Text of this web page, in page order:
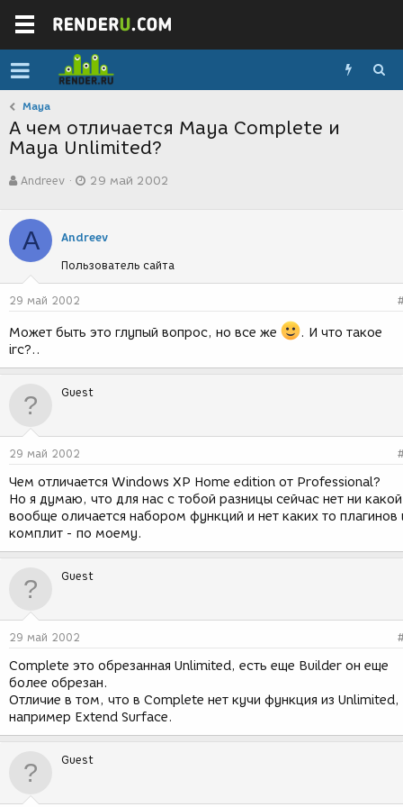
Maya
А чем отличается Maya Complete и
Maya Unlimited?
в
о
р
т
е
м
ы
Andreev
а
с
з
д
и
29 май 2002
A Andreev
Пользователь сайта
29 май 2002
Может быть это глупый вопрос, но все же
. И что такое
irc?..
Guest
29 май 2002
Чем отличается Windows XP Home edition от Professional?
Но я думаю, что для нас с тобой разницы сейчас нет ни
вообще оличается набором функций и нет каких то плагинов
комплит - по моему.
Guest
29 май 2002
Complete это обрезанная Unlimited, есть еще Builder он еще
более обрезан.
Отличие в том, что в Complete нет кучи функция из Unlimited,
например Extend Surface.
Guest